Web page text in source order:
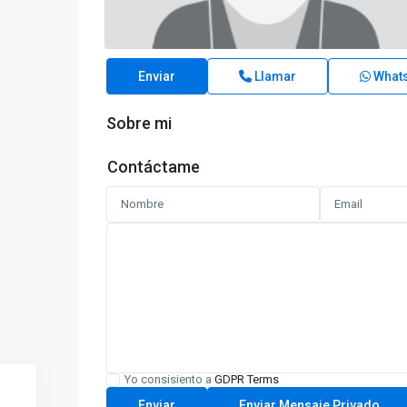
Enviar Llamar
Sobre mi
Contáctame
Yo consisiento a GDPR Terms